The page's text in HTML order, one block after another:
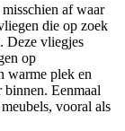
af waar
die op zoek
Deze vliegjes
op
warme plek en
Eenmaal
vooral als